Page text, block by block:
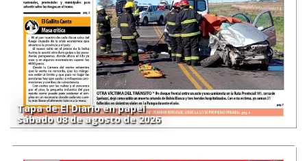
Tapa de El Diario en papel
sábado 08 de agosto de 2026